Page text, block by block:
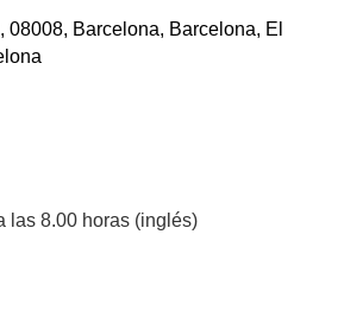
08008, Barcelona, Barcelona, El
las 8.00 horas (inglés)